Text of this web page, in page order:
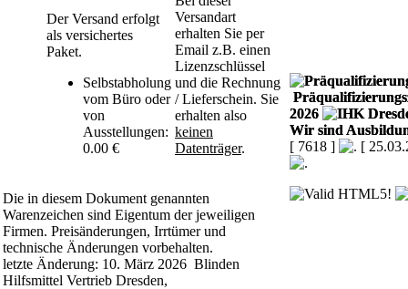
Der Versand erfolgt
als versichertes
Paket.
Selbstabholung
vom Büro oder
von
Ausstellungen:
0.00 €
Versandart
erhalten Sie per
Email z.B. einen
Lizenzschlüssel
und die Rechnung
/ Lieferschein. Sie
erhalten also
keinen
Datenträger.
Die in diesem Dokument genannten
Warenzeichen sind Eigentum der jeweiligen
Firmen. Preisänderungen, Irrtümer und
technische Änderungen vorbehalten.
letzte Änderung: 10. März 2026 Blinden
Hilfsmittel Vertrieb Dresden,
2026
Wir sind
[ 7618 ]
[